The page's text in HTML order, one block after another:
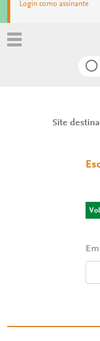
Login como assinante
Site